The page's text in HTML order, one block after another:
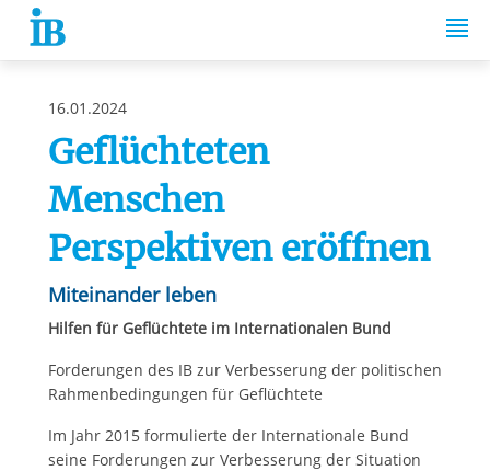
Springe zum Inhalt
16.01.2024
Geflüchteten
Menschen
Perspektiven eröffnen
Miteinander leben
Hilfen für Geflüchtete im Internationalen Bund
Forderungen des IB zur Verbesserung der politischen
Rahmenbedingungen für Geflüchtete
Im Jahr 2015 formulierte der Internationale Bund
seine Forderungen zur Verbesserung der Situation